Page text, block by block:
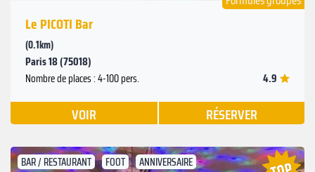
Le PICOTI Bar
(0.1km)
Paris 18 (75018)
Nombre de places : 4-100 pers. 4.9
VOIR RÉSERVER
BAR / RESTAURANT FOOT ANNIVERSAIRE